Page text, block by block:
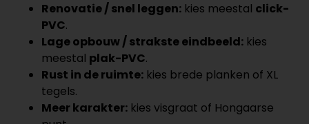
Renovatie / snel leggen: kies meestal click-
PVC.
Lage opbouw / strakste eindbeeld: kies
meestal plak-PVC.
Rust in de ruimte: kies brede planken of XL
tegels.
Meer karakter: kies visgraat of Hongaarse